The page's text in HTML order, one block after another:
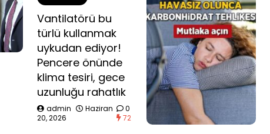
Vantilatörü bu
türlü kullanmak
uykudan ediyor!
Pencere önünde
klima tesiri, gece
uzunluğu rahatlık
admin
Haziran
20, 2026
0
72